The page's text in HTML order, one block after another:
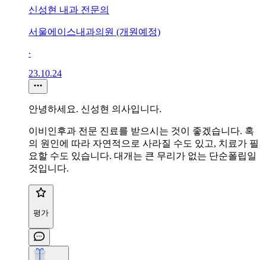
신성현 내과 전문의
서울에이스내과의원 (개원예정)
∙
23.10.24
안녕하세요. 신성현 의사입니다.
이비인후과 전문 진료를 받으시는 것이 좋겠습니다. 혹
의 원인에 따라 자연적으로 사라질 수도 있고, 치료가 필
요할 수도 있습니다. 대개는 큰 무리가 없는 단순폴립일
것입니다.
평가